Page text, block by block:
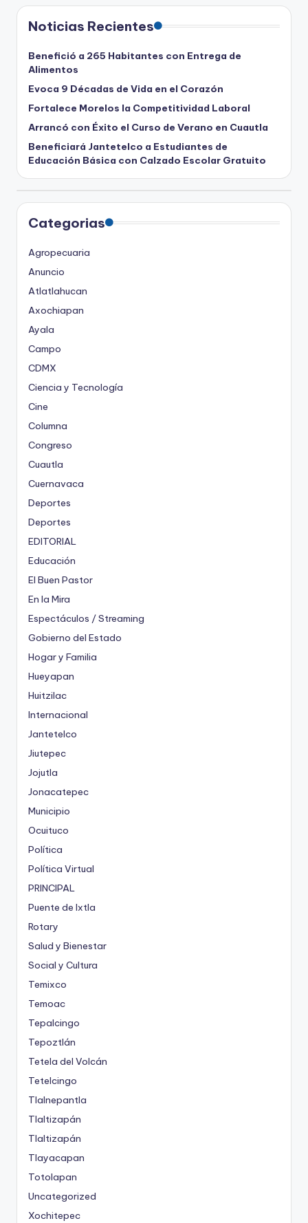
Noticias Recientes
Benefició a 265 Habitantes con Entrega de
Alimentos
Evoca 9 Décadas de Vida en el Corazón
Fortalece Morelos la Competitividad Laboral
Arrancó con Éxito el Curso de Verano en Cuautla
Beneficiará Jantetelco a Estudiantes de
Educación Básica con Calzado Escolar Gratuito
Categorias
Agropecuaria
Anuncio
Atlatlahucan
Axochiapan
Ayala
Campo
CDMX
Ciencia y Tecnología
Cine
Columna
Congreso
Cuautla
Cuernavaca
Deportes
Deportes
EDITORIAL
Educación
El Buen Pastor
En la Mira
Espectáculos / Streaming
Gobierno del Estado
Hogar y Familia
Hueyapan
Huitzilac
Internacional
Jantetelco
Jiutepec
Jojutla
Jonacatepec
Municipio
Ocuituco
Política
Política Virtual
PRINCIPAL
Puente de Ixtla
Rotary
Salud y Bienestar
Social y Cultura
Temixco
Temoac
Tepalcingo
Tepoztlán
Tetela del Volcán
Tetelcingo
Tlalnepantla
Tlaltizapán
Tlaltizapán
Tlayacapan
Totolapan
Uncategorized
Xochitepec